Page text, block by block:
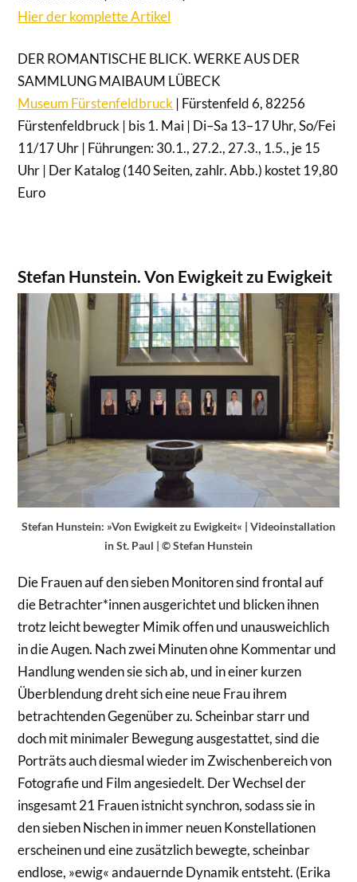
Hier der komplette Artikel
DER ROMANTISCHE BLICK. WERKE AUS DER
SAMMLUNG MAIBAUM LÜBECK
Museum Fürstenfeldbruck | Fürstenfeld 6, 82256
Fürstenfeldbruck | bis 1. Mai | Di–Sa 13–17 Uhr, So/Fei
11/17 Uhr | Führungen: 30.1., 27.2., 27.3., 1.5., je 15
Uhr | Der Katalog (140 Seiten, zahlr. Abb.) kostet 19,80
Euro
Stefan Hunstein. Von Ewigkeit zu Ewigkeit
Stefan Hunstein: »Von Ewigkeit zu Ewigkeit« | Videoinstallation
in St. Paul | © Stefan Hunstein
Die Frauen auf den sieben Monitoren sind frontal auf
die Betrachter*innen ausgerichtet und blicken ihnen
trotz leicht bewegter Mimik offen und unausweichlich
in die Augen. Nach zwei Minuten ohne Kommentar und
Handlung wenden sie sich ab, und in einer kurzen
Überblendung dreht sich eine neue Frau ihrem
betrachtenden Gegenüber zu. Scheinbar starr und
doch mit minimaler Bewegung ausgestattet, sind die
Porträts auch diesmal wieder im Zwischenbereich von
Fotografie und Film angesiedelt. Der Wechsel der
insgesamt 21 Frauen istnicht synchron, sodass sie in
den sieben Nischen in immer neuen Konstellationen
erscheinen und eine zusätzlich bewegte, scheinbar
endlose, »ewig« andauernde Dynamik entsteht. (Erika